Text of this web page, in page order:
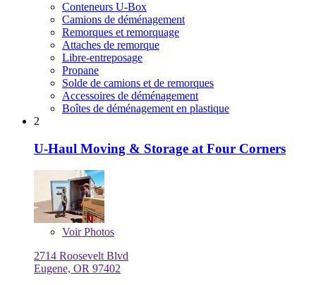
Conteneurs U-Box
Camions de déménagement
Remorques et remorquage
Attaches de remorque
Libre-entreposage
Propane
Solde de camions et de remorques
Accessoires de déménagement
Boîtes de déménagement en plastique
2
U-Haul Moving & Storage at Four Corners
VoirPhotos
2714 Roosevelt Blvd
Eugene, OR 97402